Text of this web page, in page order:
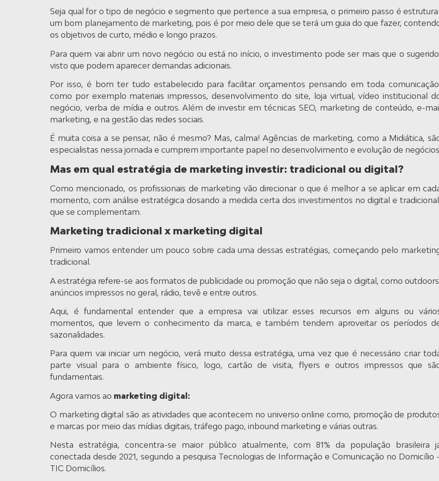
Seja qual for o tipo de negócio e segmento que pertence a sua empresa, o primeiro passo é
um bom planejamento de marketing, pois é por meio dele que se terá um guia do que fazer,
os objetivos de curto, médio e longo prazos.
Para quem vai abrir um novo negócio ou está no início, o investimento pode ser mais que o
visto que podem aparecer demandas adicionais.
Por isso, é bom ter tudo estabelecido para facilitar orçamentos pensando em toda
como por exemplo materiais impressos, desenvolvimento do site, loja virtual, vídeo institucional
negócio, verba de mídia e outros. Além de investir em técnicas SEO, marketing de conteúdo, e-
marketing, e na gestão das redes sociais.
É muita coisa a se pensar, não é mesmo? Mas, calma! Agências de marketing, como a Midiática,
especialistas nessa jornada e cumprem importante papel no desenvolvimento e evolução de
Mas em qual estratégia de marketing investir: tradicional ou digital?
Como mencionado, os profissionais de marketing vão direcionar o que é melhor a se aplicar em
momento, com análise estratégica dosando a medida certa dos investimentos no digital e
que se complementam.
Marketing tradicional x marketing digital
Primeiro vamos entender um pouco sobre cada uma dessas estratégias, começando pelo
tradicional.
A estratégia refere-se aos formatos de publicidade ou promoção que não seja o digital, como
anúncios impressos no geral, rádio, tevê e entre outros.
Aqui, é fundamental entender que a empresa vai utilizar esses recursos em alguns ou
momentos, que levem o conhecimento da marca, e também tendem aproveitar os períodos
sazonalidades.
Para quem vai iniciar um negócio, verá muito dessa estratégia, uma vez que é necessário criar
parte visual para o ambiente físico, logo, cartão de visita, flyers e outros impressos que
fundamentais.
Agora vamos ao marketing digital:
O marketing digital são as atividades que acontecem no universo online como, promoção de
e marcas por meio das mídias digitais, tráfego pago, inbound marketing e várias outras.
Nesta estratégia, concentra-se maior público atualmente, com 81% da população brasileira
conectada desde 2021, segundo a pesquisa Tecnologias de Informação e Comunicação no Domicílio
TIC Domicílios.